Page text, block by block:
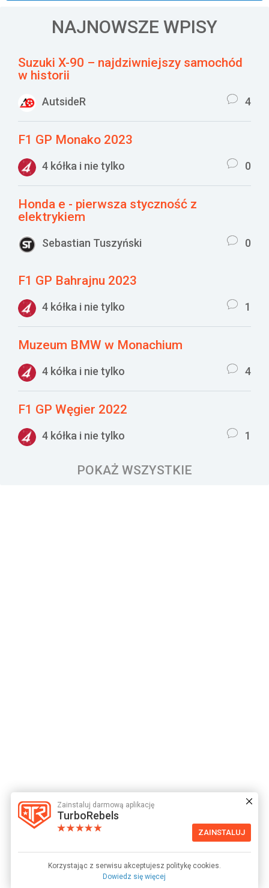
Zainstaluj darmową aplikację
TurboRebels
ZAINSTALUJ
Korzystając z serwisu akceptujesz politykę cookies.
Dowiedz się więcej
NAJNOWSZE WPISY
Suzuki X-90 – najdziwniejszy samochód
w historii
AutsideR 4
F1 GP Monako 2023
4 kółka i nie tylko 0
Honda e - pierwsza styczność z
elektrykiem
Sebastian Tuszyński 0
F1 GP Bahrajnu 2023
4 kółka i nie tylko 1
Muzeum BMW w Monachium
4 kółka i nie tylko 4
F1 GP Węgier 2022
4 kółka i nie tylko 1
POKAŻ WSZYSTKIE